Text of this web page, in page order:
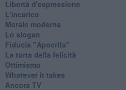
Libertà d'espressione
L'incarico
Morale moderna
Lo slogan
Fiducia "Apocrifa"
La torta della felicità
Ottimismo
Whatever it takes
Ancora TV